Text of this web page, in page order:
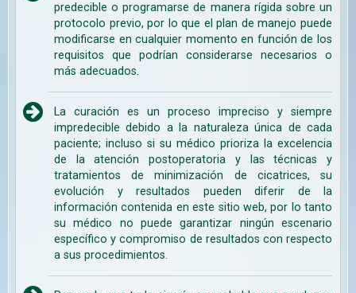
predecible o programarse de manera rígida sobre un
protocolo previo, por lo que el plan de manejo puede
modificarse en cualquier momento en función de los
requisitos que podrían considerarse necesarios o
más adecuados.
La curación es un proceso impreciso y siempre
impredecible debido a la naturaleza única de cada
paciente; incluso si su médico prioriza la excelencia
de la atención postoperatoria y las técnicas y
tratamientos de minimización de cicatrices, su
evolución y resultados pueden diferir de la
información contenida en este sitio web, por lo tanto
su médico no puede garantizar ningún escenario
específico y compromiso de resultados con respecto
a sus procedimientos.